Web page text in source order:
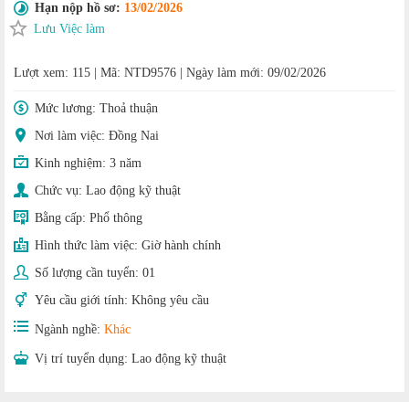
Hạn nộp hồ sơ: 13/02/2026
Lưu Việc làm
Lượt xem: 115 Mã: NTD9576 Ngày làm mới: 09/02/2026
Mức lương: Thoả thuận
Nơi làm việc: Đồng Nai
Kinh nghiệm: 3 năm
Chức vụ: Lao động kỹ thuật
Bằng cấp: Phổ thông
Hình thức làm việc: Giờ hành chính
Số lượng cần tuyển: 01
Yêu cầu giới tính: Không yêu cầu
Ngành nghề: Khác
Vị trí tuyển dụng: Lao động kỹ thuật